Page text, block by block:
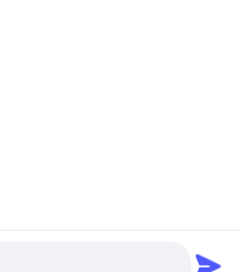
Opto-electronics Enterprise